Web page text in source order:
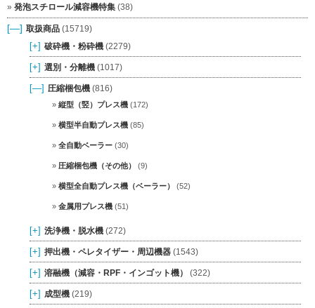
発泡スチロール減容機特集 (38)
[—] 取扱商品 (15719)
[+] 破砕機・粉砕機 (2279)
[+] 選別・分離機 (1017)
[—] 圧縮梱包機 (816)
縦型（竪）プレス機 (172)
横型半自動プレス機 (85)
全自動ベーラー (30)
圧縮梱包機（その他） (9)
横型全自動プレス機（ベーラー） (52)
金属用プレス機 (51)
[+] 洗浄機・脱水機 (272)
[+] 押出機・ペレタイザー・周辺機器 (1543)
[+] 溶融機（減容・RPF・インゴット機） (322)
[+] 成型機 (219)